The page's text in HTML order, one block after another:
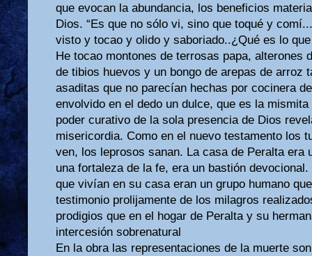
que evocan la abundancia, los beneficios
Dios. “Es que no sólo vi, sino que toqué y
visto y tocao y olido y saboriado..¿Qué es lo
He tocao montones de terrosas papa, alterones
de tibios huevos y un bongo de arepas de arroz
asaditas que no parecían hechas por cocinera
envolvido en el dedo un dulce, que es la
poder curativo de la sola presencia de Dios
misericordia. Como en el nuevo testamento los
ven, los leprosos sanan. La casa de Peralta era
una fortaleza de la fe, era un bastión
que vivían en su casa eran un grupo humano
testimonio prolijamente de los milagros
prodigios que en el hogar de Peralta y su
intercesión sobrenatural
En la obra las representaciones de la muerte